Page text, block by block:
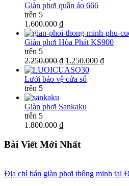
Giàn phơi quần áo 666
trên 5
1.600.000 ₫
Giàn phơi Hòa Phát KS900
trên 5
2.250.000 ₫ 1.250.000 ₫
Lưới bảo vệ cửa sổ
trên 5
Giàn phơi Sankaku
trên 5
1.800.000 ₫
Bài Viết Mới Nhất
Địa chỉ bán giàn phơi thông minh tại